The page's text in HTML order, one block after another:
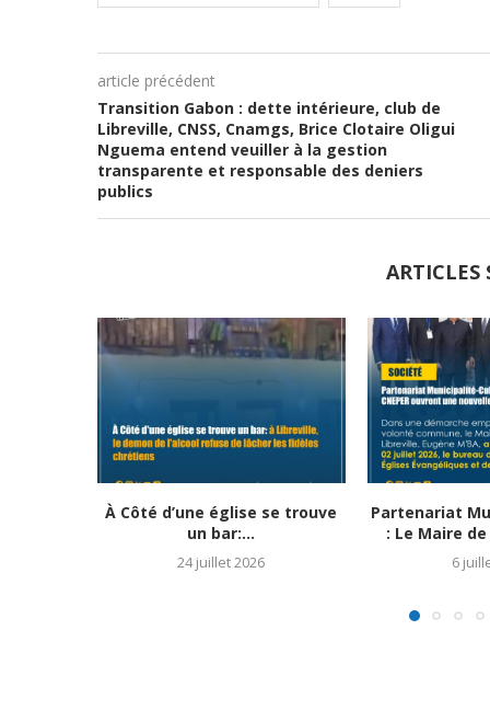
article précédent
Transition Gabon : dette intérieure, club de
Libreville, CNSS, Cnamgs, Brice Clotaire Oligui
Nguema entend veuiller à la gestion
transparente et responsable des deniers
publics
ARTICLES
À Côté d’une église se trouve
un bar:...
24 juillet 2026
Partenariat
: Le Maire
6